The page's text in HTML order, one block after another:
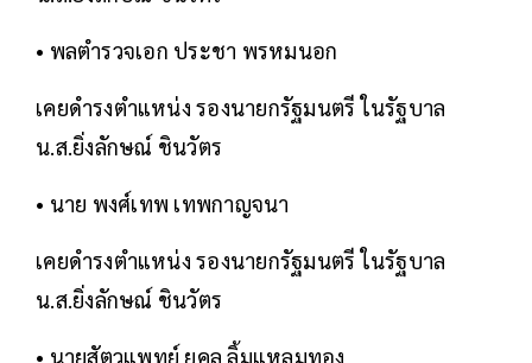
• พลตำรวจเอก ประชา พรหมนอก
เคยดำรงตำแหน่ง รองนายกรัฐมนตรี ในรัฐบาล
น.ส.ยิ่งลักษณ์ ชินวัตร
• นาย พงศ์เทพ เทพกาญจนา
เคยดำรงตำแหน่ง รองนายกรัฐมนตรี ในรัฐบาล
น.ส.ยิ่งลักษณ์ ชินวัตร
• นายสัตวแพทย์ ยุคล ลิ้มแหลมทอง